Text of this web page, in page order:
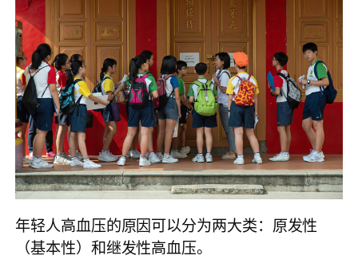
年轻人高血压的原因可以分为两大类：原发性
（基本性）和继发性高血压。